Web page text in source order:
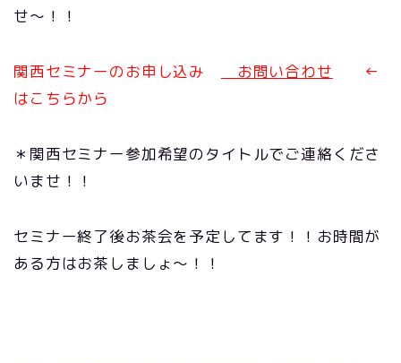
せ〜！！
関西セミナーのお申し込み お問い合わせ ←
はこちらから
＊関西セミナー参加希望のタイトルでご連絡くださ
いませ！！
セミナー終了後お茶会を予定してます！！お時間が
ある方はお茶しましょ〜！！